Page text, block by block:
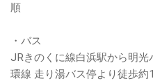
順
・バス
JRきのくに線白浜駅から明
環線 走り湯バス停より徒歩約